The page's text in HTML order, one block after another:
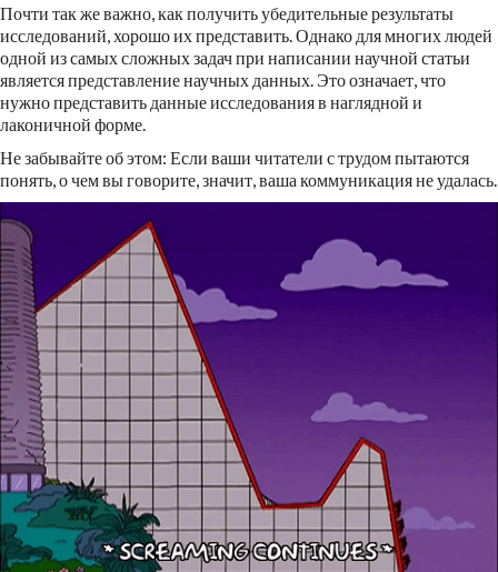
Почти так же важно, как получить убедительные результаты
исследований, хорошо их представить. Однако для многих людей
одной из самых сложных задач при написании научной статьи
является представление научных данных. Это означает, что
нужно представить данные исследования в наглядной и
лаконичной форме.
Не забывайте об этом: Если ваши читатели с трудом пытаются
понять, о чем вы говорите, значит, ваша коммуникация не удалась.